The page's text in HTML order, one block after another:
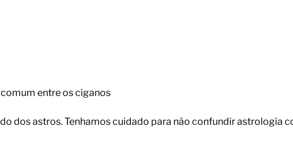
entre os ciganos
dos astros. Tenhamos cuidado para não confundir astrologia